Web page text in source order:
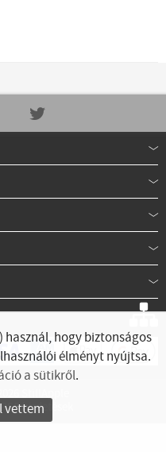
RSS hirdetések
hogy biztonságos
élményt nyújtsa.
a sütikről.
vettem